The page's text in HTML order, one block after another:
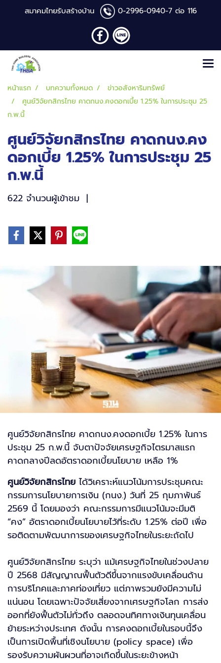
สมาคมไทยรับสร้างบ้าน 0-2996-0940-7 ต่อ 116
หน้าแรก บทความทั้งหมด
ข่าวอสังหาริมทรัพย์
ศูนย์วิจัยกสิกรไทย คาดกนง.คงดอกเบี้ย 1.25% ในการประชุม 25
ก.พ.นี้
ศูนย์วิจัยกสิกรไทย คาดกนง.คง
ดอกเบี้ย 1.25% ในการประชุม 25
ก.พ.นี้
622 จำนวนผู้เข้าชม |
ศูนย์วิจัยกสิกรไทย คาดกนง.คงดอกเบี้ย 1.25% ในการ
ประชุม 25 ก.พ.นี้ จับตาปัจจัยเศรษฐกิจไตรมาสแรก
คาดกลางปีลดอัตราดอกเบี้ยนโยบาย เหลือ 1%
ศูนย์วิจัยกสิกรไทย ได้วิเคราะห์แนวโน้มการประชุมคณะ
กรรมการนโยบายการเงิน (กนง.) วันที่ 25 กุมภาพันธ์
2569 นี้ โดยมองว่า คณะกรรมการมีแนวโน้มจะมีมติ
“คง” อัตราดอกเบี้ยนโยบายไว้ที่ระดับ 1.25% ต่อปี เพื่อ
รอติดตามพัฒนาการของเศรษฐกิจไทยในระยะถัดไป
ศูนย์วิจัยกสิกรไทย ระบุว่า แม้เศรษฐกิจไทยในช่วงปลาย
ปี 2568 มีสัญญาณฟื้นตัวดีขึ้นจากแรงขับเคลื่อนด้าน
การบริโภคและภาคท่องเที่ยว แต่ภาพรวมยังมีความไม่
แน่นอน โดยเฉพาะปัจจัยเสี่ยงจากเศรษฐกิจโลก การส่ง
ออกที่ยังฟื้นตัวไม่ทั่วถึง ตลอดจนทิศทางเงินทุนเคลื่อน
ย้ายระหว่างประเทศ ดังนั้น การคงดอกเบี้ยในรอบนี้จึง
เป็นการเปิดพื้นที่เชิงนโยบาย (policy space) เพื่อ
รองรับความผันผวนที่อาจเกิดขึ้นในระยะข้างหน้า